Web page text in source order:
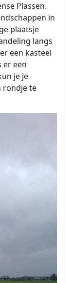
Plassen.
in
plaatsje
langs
een kasteel
er een
je je
rondje te